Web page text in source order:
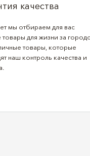
качества
мы отбираем для вас
для жизни за
товары, которые
наш контроль качества и